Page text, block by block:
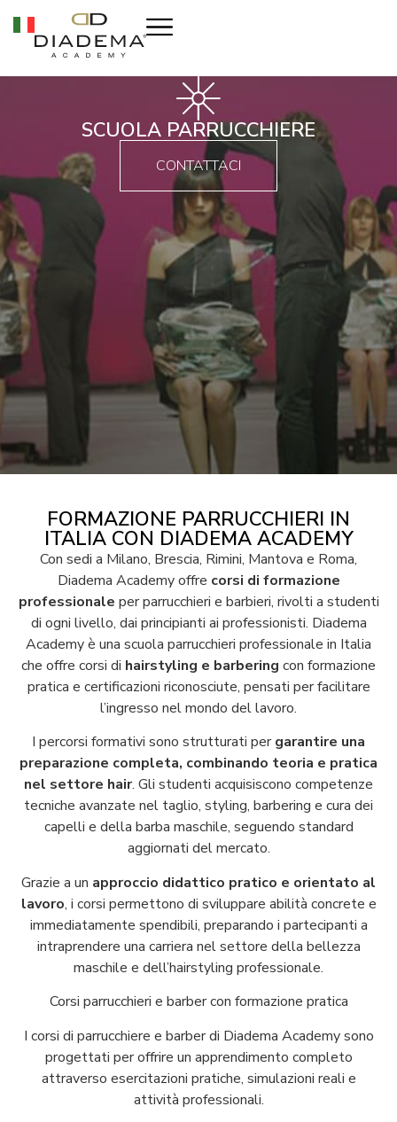
SCUOLA PARRUCCHIERE
CONTATTACI
FORMAZIONE PARRUCCHIERI IN
ITALIA CON DIADEMA ACADEMY
Con sedi a Milano, Brescia, Rimini, Mantova e Roma,
Diadema Academy offre corsi di formazione
professionale per parrucchieri e barbieri, rivolti a studenti
di ogni livello, dai principianti ai professionisti. Diadema
Academy è una scuola parrucchieri professionale in Italia
che offre corsi di hairstyling e barbering con formazione
pratica e certificazioni riconosciute, pensati per facilitare
l’ingresso nel mondo del lavoro.
I percorsi formativi sono strutturati pergarantire una
preparazione completa, combinando teoria e pratica
nel settore hair. Gli studenti acquisiscono competenze
tecniche avanzate nel taglio, styling, barbering e cura dei
capelli e della barba maschile, seguendo standard
aggiornati del mercato.
Grazie a un approccio didattico pratico e orientato al
lavoro, i corsi permettono di sviluppare abilità concrete e
immediatamente spendibili, preparando i partecipanti a
intraprendere una carriera nel settore della bellezza
maschile e dell’hairstyling professionale.
Corsi parrucchieri e barber con formazione pratica
I corsi di parrucchiere e barber di Diadema Academy sono
progettati per offrire un apprendimento completo
attraverso esercitazioni pratiche, simulazioni reali e
attività professionali.